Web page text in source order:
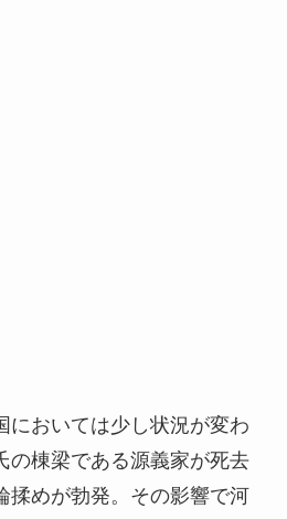
においては少し状況が変わ
の棟梁である源義家が死去
揉めが勃発。その影響で河